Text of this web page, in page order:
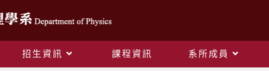
招生資訊 課程資訊 系所成員